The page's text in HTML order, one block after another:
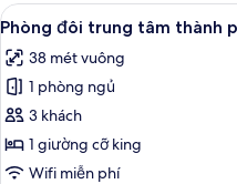
giường
Deluxe
Xem
tất
cả
ảnh
Phòng
đôi
trung
7
Phòng đôi trung tâm thành
38 mét vuông
1 phòng ngủ
3 khách
1 giường cỡ king
Wifi miễn phí